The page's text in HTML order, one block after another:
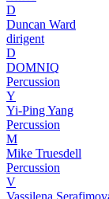
D
Duncan Ward
dirigent
D
DOMNIQ
Percussion
Y
Yi-Ping Yang
Percussion
M
Mike Truesdell
Percussion
V
Vassilena